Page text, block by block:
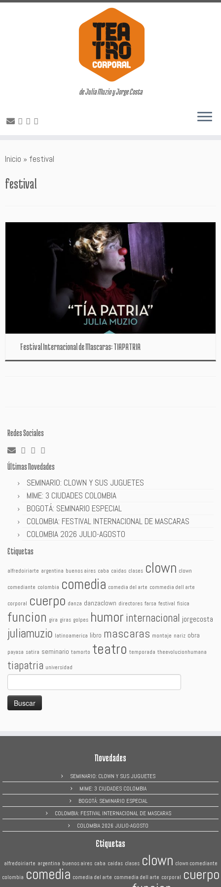
de Julia Muzio y Jorge Costa
Inicio » festival
festival
Festival Internacional de Mascaras: TIAPATRIA
Redes Sociales
Últimas Novedades
SEMINARIO: CLOWN Y SUS JUGUETES
MIME: 3 CIUDADES COLOMBIA
BOGOTÁ: SEMINARIO ESPECIAL
COLOMBIA: FESTIVAL INTERNACIONAL DE MASCARAS
COLOMBIA 2026 JULIO-AGOSTO
Etiquetas
alfredoiriarte argentina buenos aires caba caidas clases clown clown
comediante colombia comedia comedia del arte commedia dell arte
corporal cuerpo danza danzaclown directores farsa festival fisica
funcion gira giras golpes humor internacional jorgecosta
juliamuzio latinoamerica libro mascaras montaje nariz obra
payasa satira seminario tamorto teatro temporada theevolucionhumana
tiapatria universidad
Novedades
SEMINARIO: CLOWN Y SUS JUGUETES
MIME: 3 CIUDADES COLOMBIA
BOGOTÁ: SEMINARIO ESPECIAL
COLOMBIA: FESTIVAL INTERNACIONAL DE MASCARAS
COLOMBIA 2026 JULIO-AGOSTO
Etiquetas
alfredoiriarte argentina buenos aires caba caidas clases clown clown comediante
colombia comedia comedia del arte commedia dell arte corporal cuerpo